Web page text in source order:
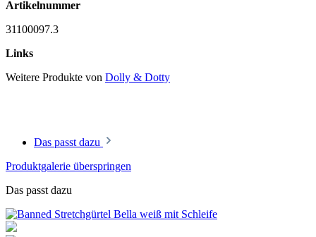
Artikelnummer
31100097.3
Links
Weitere Produkte von Dolly & Dotty
Das passt dazu
Produktgalerie überspringen
Das passt dazu